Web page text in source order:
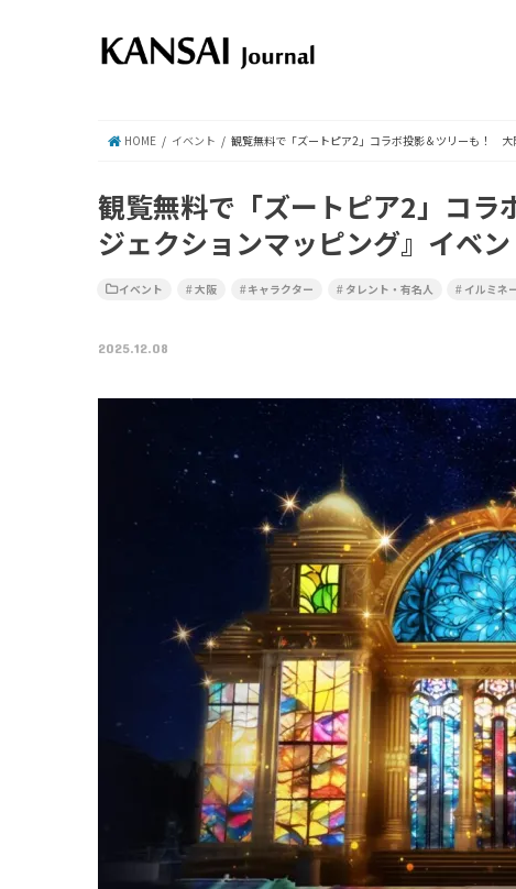
HOME イベント 観覧無料で「ズートピア2」コラボ投影＆ツリーも！
観覧無料で「ズートピア2」コ
ジェクションマッピング』イベ
イベント 大阪 キャラクター タレント・有名人 イルミネ
2025.12.08